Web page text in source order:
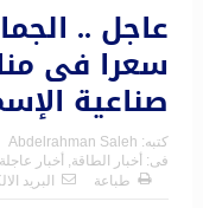
عاجل ..
سعرا فى
صناعية
كتبه: Abdelrahman Saleh
فى: أخبار الطاقة, أخبار عاجلة
طباعة
البريد